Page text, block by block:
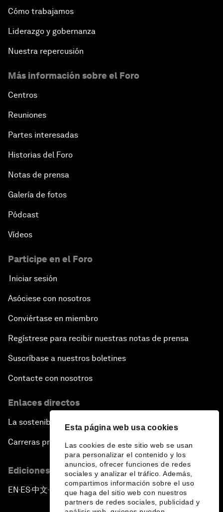
Esta página web usa cookies
Las cookies de este sitio web se usan
para personalizar el contenido y los
anuncios, ofrecer funciones de redes
sociales y analizar el tráfico. Además,
compartimos información sobre el uso
que haga del sitio web con nuestros
partners de redes sociales, publicidad y
Cómo trabajamos
Liderazgo y gobernanza
Nuestra repercusión
Más información sobre el Foro
Centros
Reuniones
Partes interesadas
Historias del Foro
Notas de prensa
Galería de fotos
Pódcast
Vídeos
Participe en el Foro
Iniciar sesión
Asóciese con nosotros
Conviértase en miembro
Regístrese para recibir nuestras notas de prensa
Suscríbase a nuestros boletines
Contacte con nosotros
Enlaces directos
La sostenibilidad en el Foro
Carreras profesionales
Ediciones en otros idiomas
EN ▪ES▪中文▪ 日本語